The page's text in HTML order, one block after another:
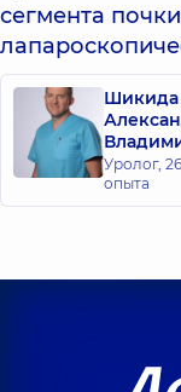
сегмента
Шикида
Уролог,
опыта